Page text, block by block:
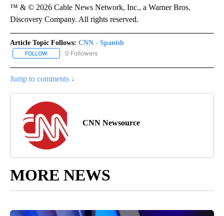
™ & © 2026 Cable News Network, Inc., a Warner Bros.
Discovery Company. All rights reserved.
Article Topic Follows: CNN - Spanish
FOLLOW FOLLOW "CNN - SPANISH" TO RECEIVE NOTIFICATIONS ABOUT
0 Followers
Jump to comments ↓
CNN Newsource
MORE NEWS